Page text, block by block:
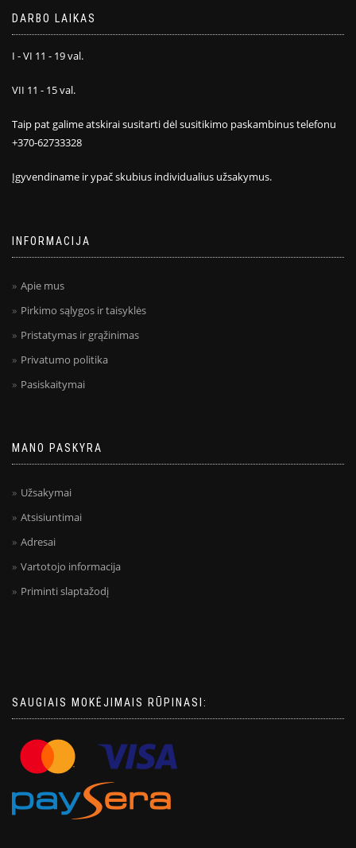
DARBO LAIKAS
I - VI 11 - 19 val.
VII 11 - 15 val.
Taip pat galime atskirai susitarti dėl susitikimo paskambinus telefonu
+370-62733328
Įgyvendiname ir ypač skubius individualius užsakymus.
INFORMACIJA
Apie mus
Pirkimo sąlygos ir taisyklės
Pristatymas ir grąžinimas
Privatumo politika
Pasiskaitymai
MANO PASKYRA
Užsakymai
Atsisiuntimai
Adresai
Vartotojo informacija
Priminti slaptažodį
SAUGIAIS MOKĖJIMAIS RŪPINASI: